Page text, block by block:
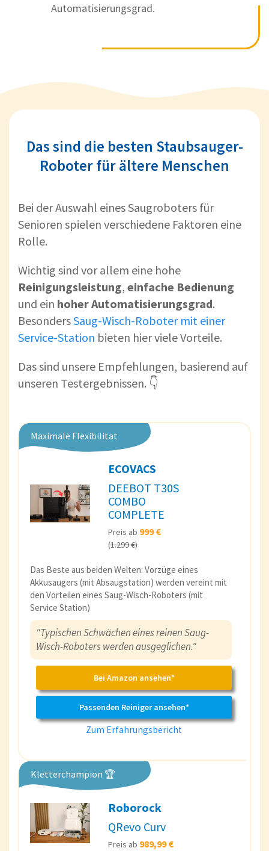
Automatisierungsgrad.
Das sind die besten Staubsauger-
Roboter für ältere Menschen
Bei der Auswahl eines Saugroboters für
Senioren spielen verschiedene Faktoren eine
Rolle.
Wichtig sind vor allem eine hohe
Reinigungsleistung, einfache Bedienung
und ein hoher Automatisierungsgrad.
BesondersSaug-Wisch-Roboter mit einer
Service-Station bieten hier viele Vorteile.
Das sind unsere Empfehlungen, basierend auf
unseren Testergebnissen. 👇
Maximale Flexibilität
ECOVACS
DEEBOT T30S
COMBO
COMPLETE
Preis ab 999 €
(1.299 €)
Das Beste aus beiden Welten: Vorzüge eines
Akkusaugers (mit Absaugstation) werden vereint mit
den Vorteilen eines Saug-Wisch-Roboters (mit
Service Station)
"Typischen Schwächen eines reinen Saug-
Wisch-Roboters werden ausgeglichen."
Bei Amazon ansehen*
Passenden Reiniger ansehen*
Zum Erfahrungsbericht
Kletterchampion 🏆
Roborock
QRevo Curv
Preis ab 989,99 €